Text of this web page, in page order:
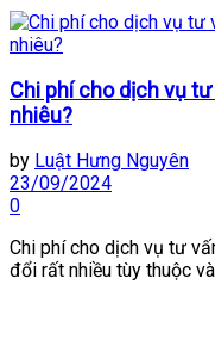
Chi phí cho dịch vụ
nhiêu?
by Luật Hưng Nguyên
23/09/2024
0
Chi phí cho dịch vụ tư
đổi rất nhiều tùy thuộc